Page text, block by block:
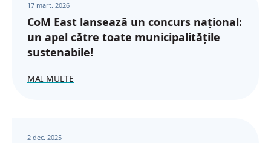
17 mart. 2026
CoM East lansează un concurs național:
un apel către toate municipalitățile
sustenabile!
MAI MULTE
2 dec. 2025